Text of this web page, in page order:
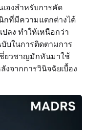
องสำหรับการคัด
กที่มีความแตกต่างได้
ลง ทำให้เหนือกว่า
บในการติดตามการ
ยวชาญมักหันมาใช้
งจากการวินิจฉัยเบื้อง